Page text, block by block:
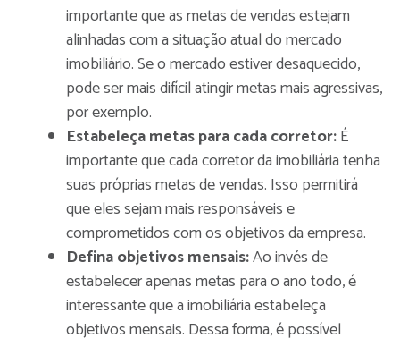
importante que as metas de vendas estejam
alinhadas com a situação atual do mercado
imobiliário. Se o mercado estiver desaquecido,
pode ser mais difícil atingir metas mais agressivas,
por exemplo.
Estabeleça metas para cada corretor:É
importante que cada corretor da imobiliária tenha
suas próprias metas de vendas. Isso permitirá
que eles sejam mais responsáveis e
comprometidos com os objetivos da empresa.
Defina objetivos mensais:Ao invés de
estabelecer apenas metas para o ano todo, é
interessante que a imobiliária estabeleça
objetivos mensais. Dessa forma, é possível